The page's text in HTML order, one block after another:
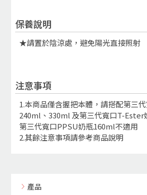
保養說明
★請置於陰涼處，避免陽光直接照射
注意事項
1.本商品僅含握把本體，請搭配第三
240ml、330ml 及第三代寬口T-Ester
第三代寬口PPSU奶瓶160ml不適用
2.其餘注意事項請參考商品說明
產品